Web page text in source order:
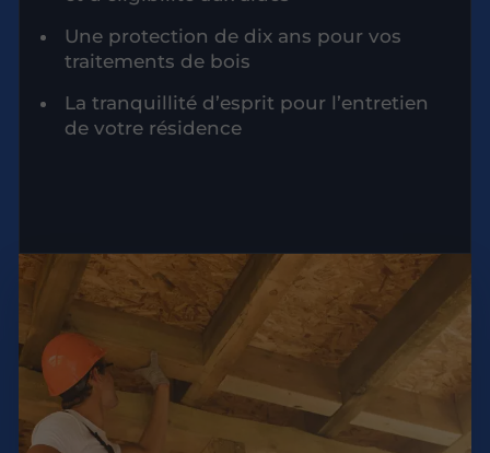
Une protection de dix ans pour vos
traitements de bois
La tranquillité d’esprit pour l’entretien
de votre résidence